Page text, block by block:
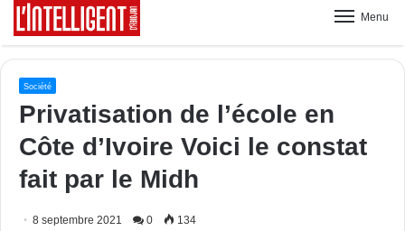
Menu
Société
Privatisation de l’école en
Côte d’Ivoire Voici le constat
fait par le Midh
8 septembre 2021 0 134